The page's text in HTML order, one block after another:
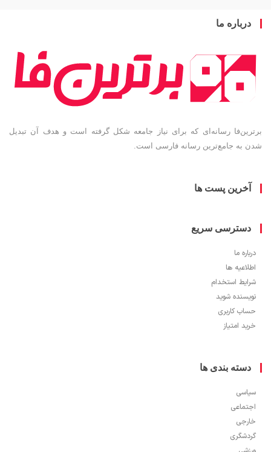
ما
رسانه‌ای که برای نیاز جامعه شکل گرفته است و هدف آن تبدیل
جامع‌ترین رسانه فارسی است.
پست ها
سریع
ها
استخدام
شوید
کاربری
امتیاز
بندی ها